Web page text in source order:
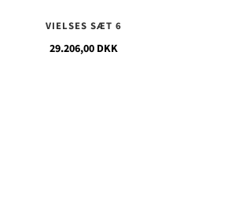
VIELSES SÆT 6
29.206,00 DKK